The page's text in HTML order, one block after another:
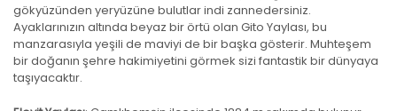
gökyüzünden yeryüzüne bulutlar indi zannedersiniz.
Ayaklarınızın altında beyaz bir örtü olan Gito Yaylası, bu
manzarasıyla yeşili de maviyi de bir başka gösterir. Muhteşem
bir doğanın şehre hakimiyetini görmek sizi fantastik bir dünyaya
taşıyacaktır.